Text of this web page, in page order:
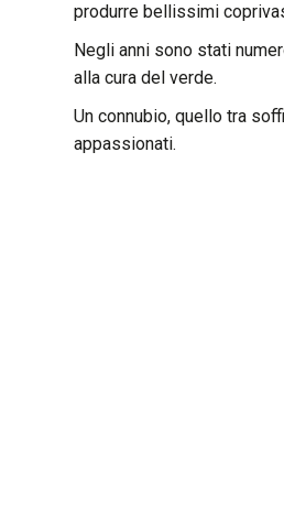
produrre bellissimi
Negli anni sono stati
alla cura del verde.
Un connubio, quello tra
appassionati.